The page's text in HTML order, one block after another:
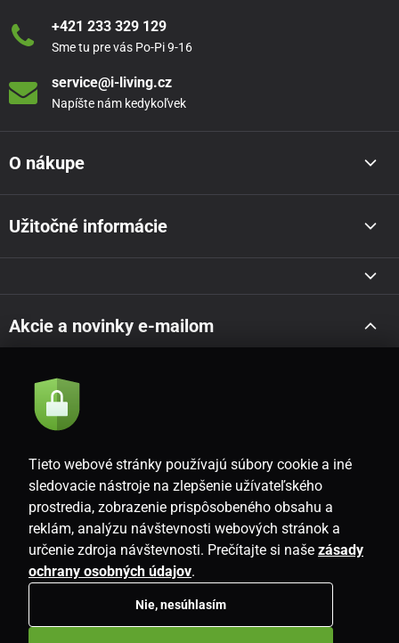
+421 233 329 129
Sme tu pre vás Po-Pi 9-16
service@i-living.cz
Napíšte nám kedykoľvek
O nákupe
Užitočné informácie
Akcie a novinky e-mailom
Súhlasím so
SK
Tieto webové stránky používajú súbory cookie a iné
sledovacie nástroje na zlepšenie užívateľského
prostredia, zobrazenie prispôsobeného obsahu a
reklám, analýzu návštevnosti webových stránok a
určenie zdroja návštevnosti. Prečítajte si naše zásady
ochrany osobných údajov.
Nie, nesúhlasím